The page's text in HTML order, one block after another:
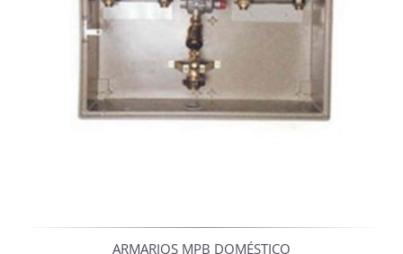
ARMARIOS MPB DOMÉSTICO